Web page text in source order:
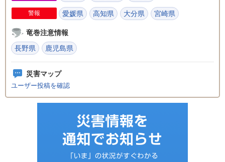
警報 愛媛県 高知県 大分県 宮崎県
竜巻注意情報
長野県
鹿児島県
災害マップ
ユーザー投稿を確認